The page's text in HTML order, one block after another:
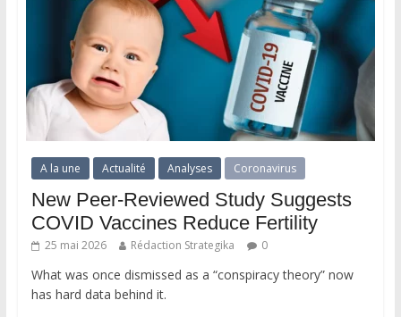
A la une Actualité Analyses Coronavirus
New Peer-Reviewed Study Suggests
COVID Vaccines Reduce Fertility
25 mai 2026 Rédaction Strategika 0
What was once dismissed as a “conspiracy theory” now
has hard data behind it.